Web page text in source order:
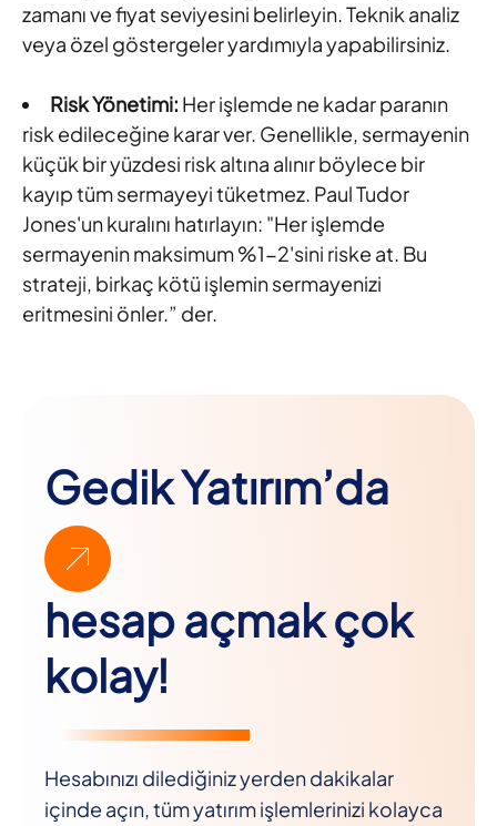
zamanı ve fiyat seviyesini belirleyin. Teknik analiz
veya özel göstergeler yardımıyla yapabilirsiniz.
Risk Yönetimi: Her işlemde ne kadar paranın
risk edileceğine karar ver. Genellikle, sermayenin
küçük bir yüzdesi risk altına alınır böylece bir
kayıp tüm sermayeyi tüketmez. Paul Tudor
Jones'un kuralını hatırlayın: "Her işlemde
sermayenin maksimum %1-2'sini riske at. Bu
strateji, birkaç kötü işlemin sermayenizi
eritmesini önler.” der.
Gedik Yatırım’da
hesap açmak çok
kolay!
Hesabınızı dilediğiniz yerden dakikalar
içinde açın, tüm yatırım işlemlerinizi kolayca